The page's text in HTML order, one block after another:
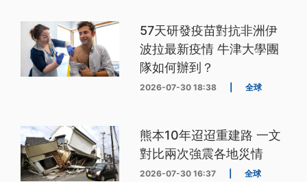
57天研發疫苗對抗非洲伊
波拉最新疫情 牛津大學團
隊如何辦到？
2026-07-30 18:38 全球
熊本10年迢迢重建路 一文
對比兩次強震各地災情
2026-07-30 16:37 全球